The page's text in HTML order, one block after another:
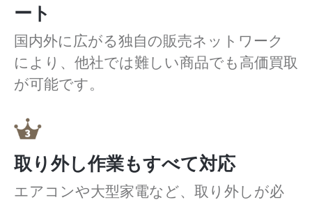
ート
国内外に広がる独自の販売ネットワーク
により、他社では難しい商品でも高価買取
が可能です。
取り外し作業もすべて対応
エアコンや大型家電など、取り外しが必